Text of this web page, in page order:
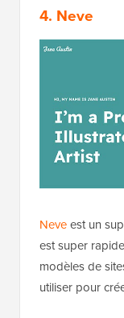
4. Neve
Neveest un
est super
modèles de
utiliser pour